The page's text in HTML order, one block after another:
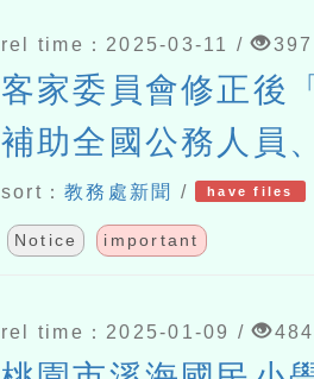
rel time：2025-03-11 / 397
客家委員會修正後
補助全國公務人員
軍警人員參加114
認證報名費實施計
sort：教務處新聞 / have files
Notice important
rel time：2025-01-09 / 484